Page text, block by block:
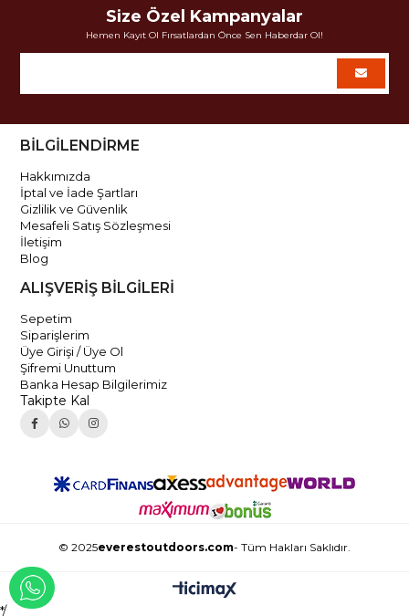
Size Özel Kampanyalar
Hemen Kayıt Ol Fırsatlardan Önce Sen Haberdar Ol!
BİLGİLENDİRME
Hakkımızda
İptal ve İade Şartları
Gizlilik ve Güvenlik
Mesafeli Satış Sözleşmesi
İletişim
Blog
ALIŞVERİŞ BİLGİLERİ
Sepetim
Siparişlerim
Üye Girişi / Üye Ol
Şifremi Unuttum
Banka Hesap Bilgilerimiz
Takipte Kal
© 2025everestoutdoors.com- Tüm Hakları Saklıdır.
*/
WHATSAPP İLE İLETİŞİME GEÇ